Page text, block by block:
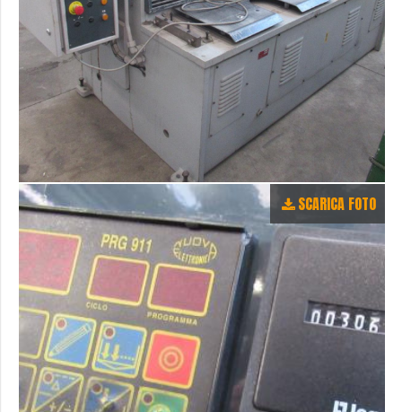
SCARICA FOTO